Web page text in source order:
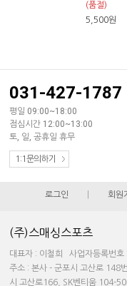
(품절)
5,500원
031-427-1787
평일 09:00~18:00
점심시간 12:00~13:00
토, 일, 공휴일 휴무
1:1문의하기
로그인 회원
(주)스매싱스포츠
대표자 : 이철희 사업자등록번
주소 : 본사 - 군포시 고산로 148
시 고산로166, SK벤티움 104-